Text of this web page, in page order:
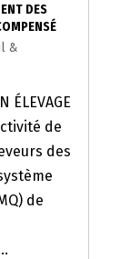
DES
&
ÉLEVAGE
de
des
de